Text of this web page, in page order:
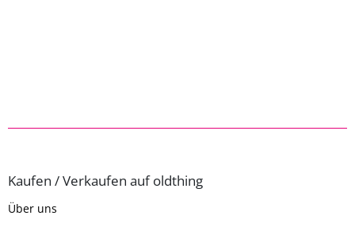
Kaufen / Verkaufen auf oldthing
Über uns